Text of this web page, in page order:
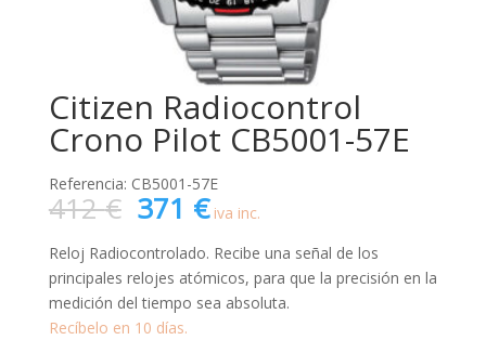
Citizen Radiocontrol
Crono Pilot CB5001-57E
Referencia: CB5001-57E
412€ El
precio
original
era:
412 €.
371 €El
precio
actual
es:
371 €.
iva inc.
Reloj Radiocontrolado. Recibe una señal de los
principales relojes atómicos, para que la precisión en la
medición del tiempo sea absoluta.
Recíbelo en 10 días.